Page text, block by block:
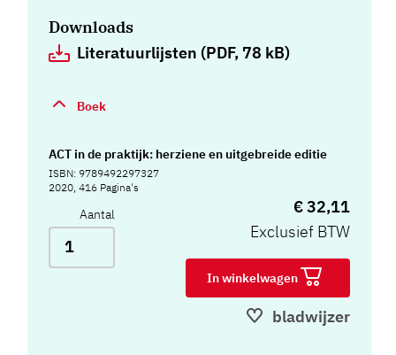
Downloads
Literatuurlijsten (PDF, 78 kB)
Boek
ACT in de praktijk: herziene en uitgebreide editie
ISBN: 9789492297327
2020, 416 Pagina's
Aantal
€ 32,11
Exclusief BTW
In winkelwagen
bladwijzer